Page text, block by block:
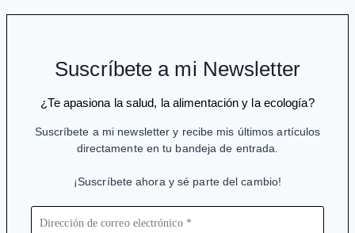
el
humano
Suscríbete a mi Newsletter
¿Te apasiona la salud, la alimentación y la ecología?
Suscríbete a mi newsletter y recibe mis últimos artículos
directamente en tu bandeja de entrada.
¡Suscríbete ahora y sé parte del cambio!